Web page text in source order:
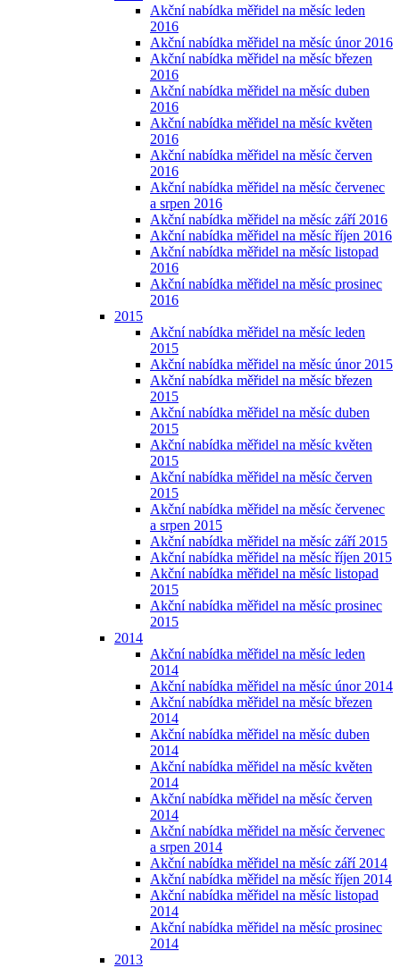
Akční nabídka měřidel na měsíc leden
2016
Akční nabídka měřidel na měsíc únor 2016
Akční nabídka měřidel na měsíc březen
2016
Akční nabídka měřidel na měsíc duben
2016
Akční nabídka měřidel na měsíc květen
2016
Akční nabídka měřidel na měsíc červen
2016
Akční nabídka měřidel na měsíc červenec
a srpen 2016
Akční nabídka měřidel na měsíc září 2016
Akční nabídka měřidel na měsíc říjen 2016
Akční nabídka měřidel na měsíc listopad
2016
Akční nabídka měřidel na měsíc prosinec
2016
2015
Akční nabídka měřidel na měsíc leden
2015
Akční nabídka měřidel na měsíc únor 2015
Akční nabídka měřidel na měsíc březen
2015
Akční nabídka měřidel na měsíc duben
2015
Akční nabídka měřidel na měsíc květen
2015
Akční nabídka měřidel na měsíc červen
2015
Akční nabídka měřidel na měsíc červenec
a srpen 2015
Akční nabídka měřidel na měsíc září 2015
Akční nabídka měřidel na měsíc říjen 2015
Akční nabídka měřidel na měsíc listopad
2015
Akční nabídka měřidel na měsíc prosinec
2015
2014
Akční nabídka měřidel na měsíc leden
2014
Akční nabídka měřidel na měsíc únor 2014
Akční nabídka měřidel na měsíc březen
2014
Akční nabídka měřidel na měsíc duben
2014
Akční nabídka měřidel na měsíc květen
2014
Akční nabídka měřidel na měsíc červen
2014
Akční nabídka měřidel na měsíc červenec
a srpen 2014
Akční nabídka měřidel na měsíc září 2014
Akční nabídka měřidel na měsíc říjen 2014
Akční nabídka měřidel na měsíc listopad
2014
Akční nabídka měřidel na měsíc prosinec
2014
2013